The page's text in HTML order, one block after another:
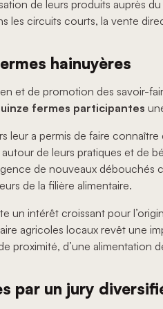
de leurs produits auprès
les circuits courts, la vente
hainuyères
et de promotion des savoir-
fermes participantes
a permis de faire
de leurs pratiques et de
de nouveaux
de la filière alimentaire.
un intérêt croissant pour
agricoles locaux revêt une
proximité, d’une alimentation
par un jury